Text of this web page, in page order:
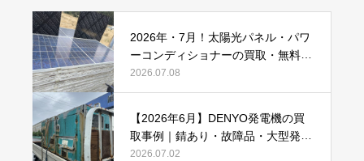
2026年・7月！太陽光パネル・パワ
ーコンディショナーの買取・無料で
のお引き取り強化中です(^^♪
2026.07.08
【2026年6月】DENYO発電機の買
取事例｜錆あり・故障品・大型発電
機も買取しました
2026.07.02